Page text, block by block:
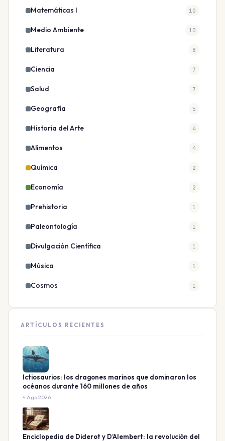
Matemáticas I 10
Medio Ambiente 10
Literatura 8
Ciencia 7
Salud 7
Geografía 5
Historia del Arte 4
Alimentos 4
Química 2
Economía 2
Prehistoria 1
Paleontología 1
Divulgación Científica 1
Música 1
Cosmos 1
ARTÍCULOS RECIENTES
Ictiosaurios: los dragones marinos que dominaron los
océanos durante 160 millones de años
4 Ago 2026
Enciclopedia de Diderot y D’Alembert: la revolución del